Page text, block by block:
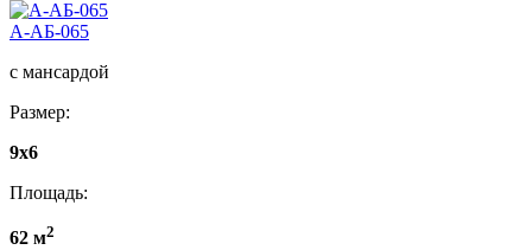
А-АБ-065
с мансардой
Размер:
9x6
Площадь:
62 м2